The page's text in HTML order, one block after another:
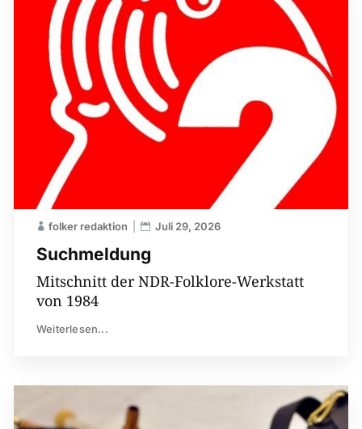
Suchmeldung
folker redaktion Juli 29, 2026
Mitschnitt der NDR-Folklore-Werkstatt
von 1984
Weiterlesen...